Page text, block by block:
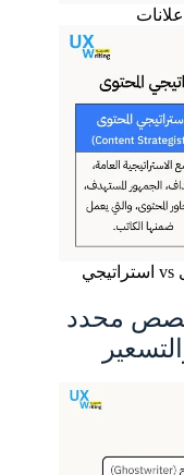
مهام كاتب المحتوى vs ألمسوق بالمحتوى vs استراتيجي
محدد